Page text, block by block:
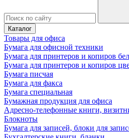
Каталог
Товары для офиса
Бумага для офисной техники
Бумага для принтеров и копиров
Бумага для принтеров и копиров
Бумага писчая
Бумага для факса
Бумага специальная
Бумажная продукция для офиса
Адресно-телефонные книги,
Блокноты
Бумага для записей, блоки для